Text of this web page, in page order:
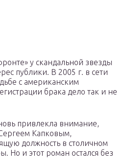
у скандальной звезды
публики. В 2005 г. в сети
с американским
брака дело так и не
привлекла внимание,
Капковым,
должность в столичном
Но и этот роман остался без